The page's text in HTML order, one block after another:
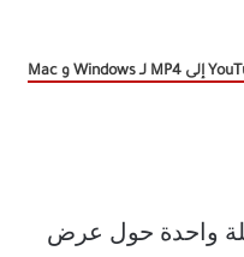
أفضل محولات YouTube إلى MP4 لـ Windows و Mac
واحدة حول عرض